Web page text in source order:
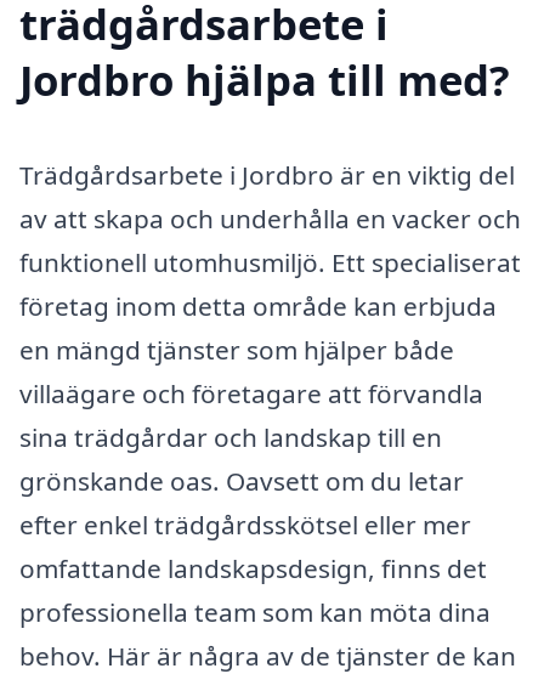
trädgårdsarbete i
Jordbro hjälpa till med?
Trädgårdsarbete i Jordbro är en viktig del
av att skapa och underhålla en vacker och
funktionell utomhusmiljö. Ett specialiserat
företag inom detta område kan erbjuda
en mängd tjänster som hjälper både
villaägare och företagare att förvandla
sina trädgårdar och landskap till en
grönskande oas. Oavsett om du letar
efter enkel trädgårdsskötsel eller mer
omfattande landskapsdesign, finns det
professionella team som kan möta dina
behov. Här är några av de tjänster de kan